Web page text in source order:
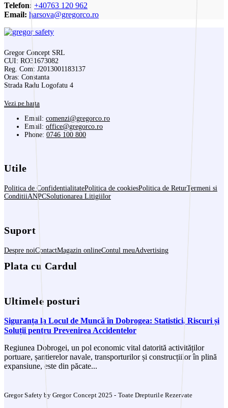
Telefon: +40763 120 962
Email: harsova@gregorco.ro
Gregor Concept SRL
CUI: RO31673082
Reg. Com: J2013001183137
Oras: Constanta
Strada Radu Logofatu 4
Vezi pe harta
Email: comenzi@gregorco.ro
Email: office@gregorco.ro
Phone: 0746 100 800
Utile
Politica de ConfidentialitatePolitica de cookiesPolitica de ReturTermeni si
ConditiiANPCSolutionarea Litigiilor
Suport
Despre noiContactMagazin onlineContul meuAdvertising
Plata cu Cardul
Ultimele posturi
Siguranța la Locul de Muncă în Dobrogea: Statistici, Riscuri și
Soluții pentru Prevenirea Accidentelor
Regiunea Dobrogei, un pol economic vital datorită activităților
portuare, șantierelor navale, transporturilor și construcțiilor în plină
expansiune, este din păcate...
Gregor Safety by Gregor Concept 2025 - Toate Drepturile Rezervate